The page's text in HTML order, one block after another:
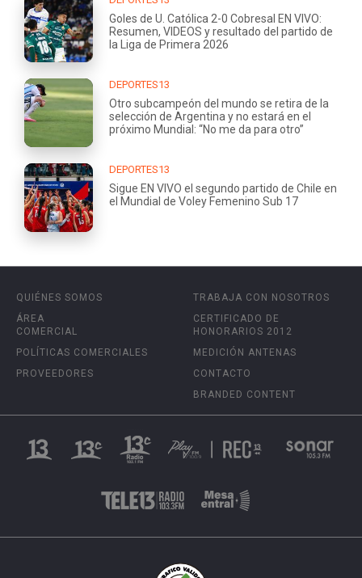
Goles de U. Católica 2-0 Cobresal EN VIVO:
Resumen, VIDEOS y resultado del partido de
la Liga de Primera 2026
DEPORTES13
Otro subcampeón del mundo se retira de la
selección de Argentina y no estará en el
próximo Mundial: “No me da para otro”
DEPORTES13
Sigue EN VIVO el segundo partido de Chile en
el Mundial de Voley Femenino Sub 17
QUIÉNES SOMOS
ÁREA
COMERCIAL
POLÍTICAS COMERCIALES
PROVEEDORES
TRABAJA CON NOSOTROS
CERTIFICADO DE
HONORARIOS 2012
MEDICIÓN ANTENAS
CONTACTO
BRANDED CONTENT